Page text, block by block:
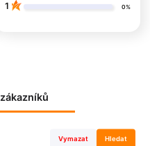
1 0%
Vymazat Hledat